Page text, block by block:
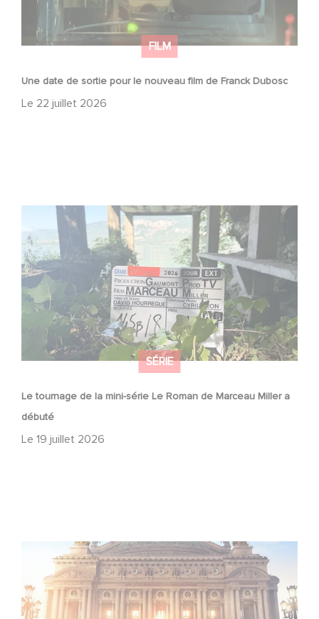
FILM
Une date de sortie pour le nouveau film de Franck Dubosc
Le 22 juillet 2026
SÉRIE
Le tournage de la mini-série Le Roman de Marceau Miller a
débuté
Le 19 juillet 2026
Le tournage de la mini-série Le Roman de Marceau Miller
a débuté
Gaumont et Good Hero annoncent la suite de Ballerina